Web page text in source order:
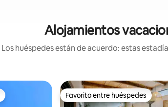
Alojamientos
Los huéspedes están de acuerdo: estas
Favorito entre huéspedes
Favorito entre huéspedes